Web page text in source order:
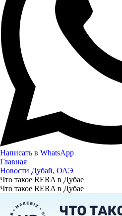
Написать в WhatsApp
Главная
Новости Дубай, ОАЭ
Что такое RERA в Дубае
Что такое RERA в Дубае